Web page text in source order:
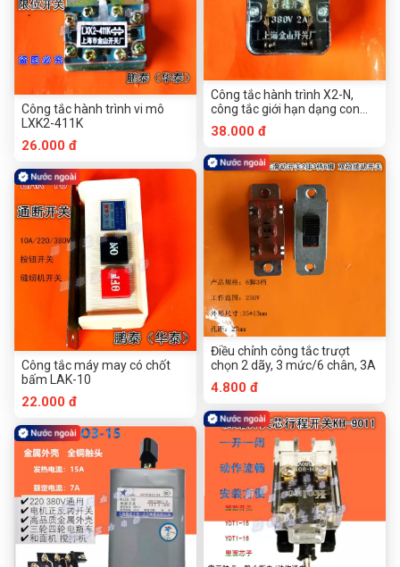
Công tắc hành trình vi mô
LXK2-411K
26.000 đ
Công tắc máy may có chốt
bấm LAK-10
22.000 đ
Công tắc hành trình X2-N,
công tắc giới hạn dạng con
lăn, một tiếp điểm thường mở
và một tiếp điểm thường đóng
38.000 đ
Điều chỉnh công tắc trượt
chọn 2 dãy, 3 mức/6 chân, 3A
4.800 đ